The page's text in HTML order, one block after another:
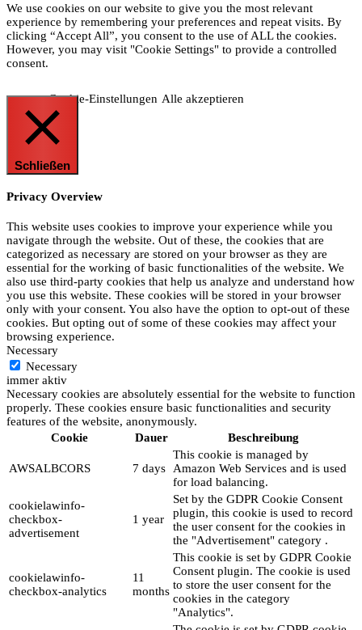
We use cookies on our website to give you the most relevant
experience by remembering your preferences and repeat visits. By
clicking “Accept All”, you consent to the use of ALL the cookies.
However, you may visit "Cookie Settings" to provide a controlled
consent.
Cookie-Einstellungen Alle akzeptieren
Schließen
Privacy Overview
This website uses cookies to improve your experience while you
navigate through the website. Out of these, the cookies that are
categorized as necessary are stored on your browser as they are
essential for the working of basic functionalities of the website. We
also use third-party cookies that help us analyze and understand how
you use this website. These cookies will be stored in your browser
only with your consent. You also have the option to opt-out of these
cookies. But opting out of some of these cookies may affect your
browsing experience.
Necessary
Necessary
immer aktiv
Necessary cookies are absolutely essential for the website to function
properly. These cookies ensure basic functionalities and security
features of the website, anonymously.
Cookie
Dauer Beschreibung
AWSALBCORS 7 days
This cookie is managed by
Amazon Web Services and is used
for load balancing.
cookielawinfo-
checkbox-
advertisement
1 year
Set by the GDPR Cookie Consent
plugin, this cookie is used to record
the user consent for the cookies in
the "Advertisement" category .
cookielawinfo-
checkbox-analytics
11
months
This cookie is set by GDPR Cookie
Consent plugin. The cookie is used
to store the user consent for the
cookies in the category
"Analytics".